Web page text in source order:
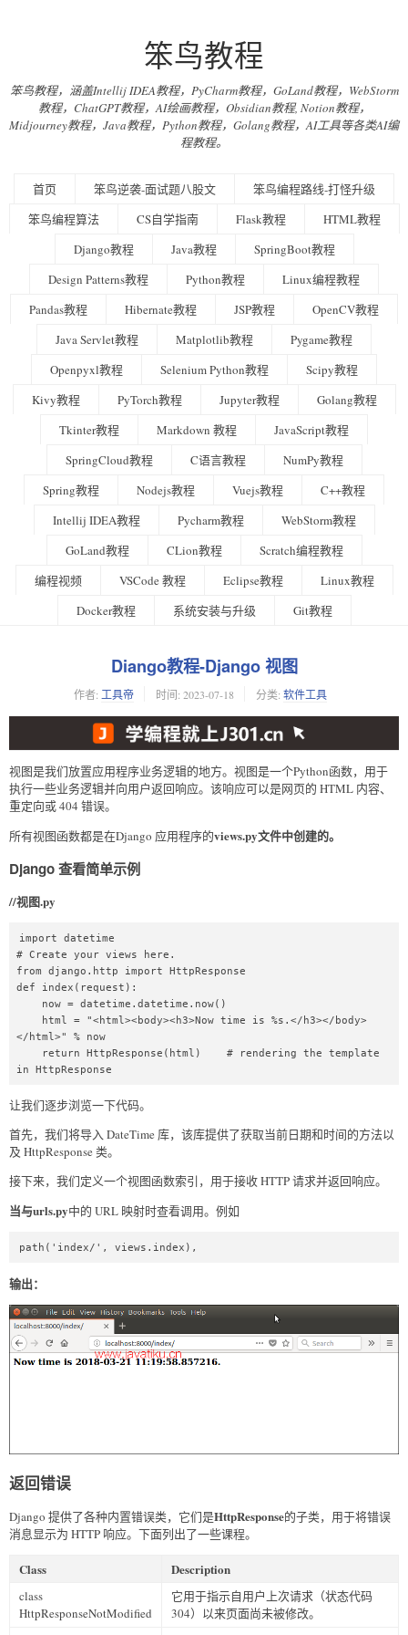
笨鸟教程
笨鸟教程，涵盖Intellij IDEA教程，PyCharm教程，GoLand教程，WebStorm
教程，ChatGPT教程，AI绘画教程，Obsidian教程, Notion教程，
Midjourney教程，Java教程，Python教程，Golang教程，AI工具等各类AI编
程教程。
首页 笨鸟逆袭-面试题八股文
笨鸟编程路线-打怪升级
笨鸟编程算法
CS自学指南 Flask教程
HTML教程
Django教程
Java教程
SpringBoot教程
Design Patterns教程
Python教程
Linux编程教程
Pandas教程
Hibernate教程 JSP教程
OpenCV教程
Java Servlet教程
Matplotlib教程
Pygame教程
Openpyxl教程
Selenium Python教程
Scipy教程
Kivy教程
PyTorch教程 Jupyter教程
Golang教程
Tkinter教程
Markdown 教程
JavaScript教程
SpringCloud教程
C语言教程
NumPy教程
Spring教程
Nodejs教程 Vuejs教程
C++教程
Intellij IDEA教程
Pycharm教程
WebStorm教程
GoLand教程
CLion教程
Scratch编程教程
编程视频
VSCode 教程 Eclipse教程
Linux教程
Docker教程
系统安装与升级 Git教程
Diango教程-Django 视图
作者: 工具帝 时间: 2023-07-18 分类: 软件工具
视图是我们放置应用程序业务逻辑的地方。视图是一个Python函数，用于
执行一些业务逻辑并向用户返回响应。该响应可以是网页的 HTML 内容、
重定向或 404 错误。
所有视图函数都是在Django 应用程序的views.py文件中创建的。
Django 查看简单示例
//视图.py
import datetime
# Create your views here.
from django.http import HttpResponse
def index(request):
</html>" % now
in HttpResponse
让我们逐步浏览一下代码。
首先，我们将导入 DateTime 库，该库提供了获取当前日期和时间的方法以
及 HttpResponse 类。
接下来，我们定义一个视图函数索引，用于接收 HTTP 请求并返回响应。
当与urls.py中的 URL 映射时查看调用。例如
path('index/', views.index),
输出：
返回错误
Django 提供了各种内置错误类，它们是HttpResponse的子类，用于将错误
消息显示为 HTTP 响应。下面列出了一些课程。
Class Description
class
HttpResponseNotModified
它用于指示自用户上次请求（状态代码
304）以来页面尚未被修改。